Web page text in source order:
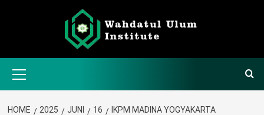
Menu
HOME 2025 JUNI 16
IKPM MADINA YOGYAKARTA